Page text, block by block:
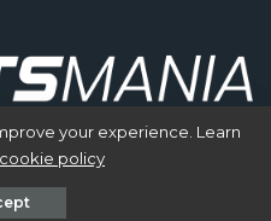
op Sporten
your experience. Learn
cookie policy